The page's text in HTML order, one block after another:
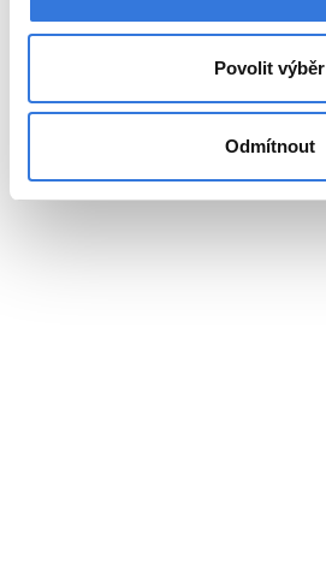
Povolit výběr
Odmítnout